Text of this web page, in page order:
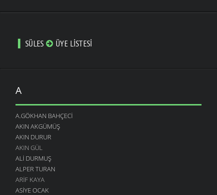
SÜLES ÜYE LISTESI
A
A.GÖKHAN BAHÇECI
AKIN AKGÜMÜŞ
AKIN DURUR
AKIN GÜL
ALI DURMUŞ
ALPER TURAN
ARIF KAYA
ASIYE OCAK